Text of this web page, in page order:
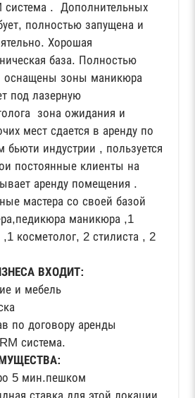
система . Дополнительных
полностью запущена и
Хорошая
база. Полностью
оснащены зоны маникюра
под лазерную
зона ожидания и
мест сдается в аренду по
бьюти индустрии , пользуется
постоянные клиенты на
аренду помещения .
мастера со своей базой
маникюра ,1
,1 косметолог, 2 стилиста , 2
ВХОДИТ:
и мебель
по договору аренды
система.
5 мин.пешком